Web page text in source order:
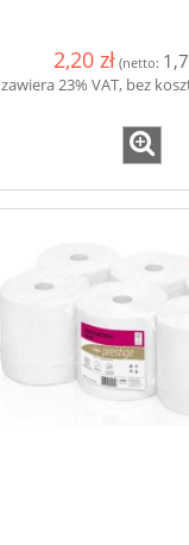
2,20 zł (netto:
zawiera 23% VAT, bez